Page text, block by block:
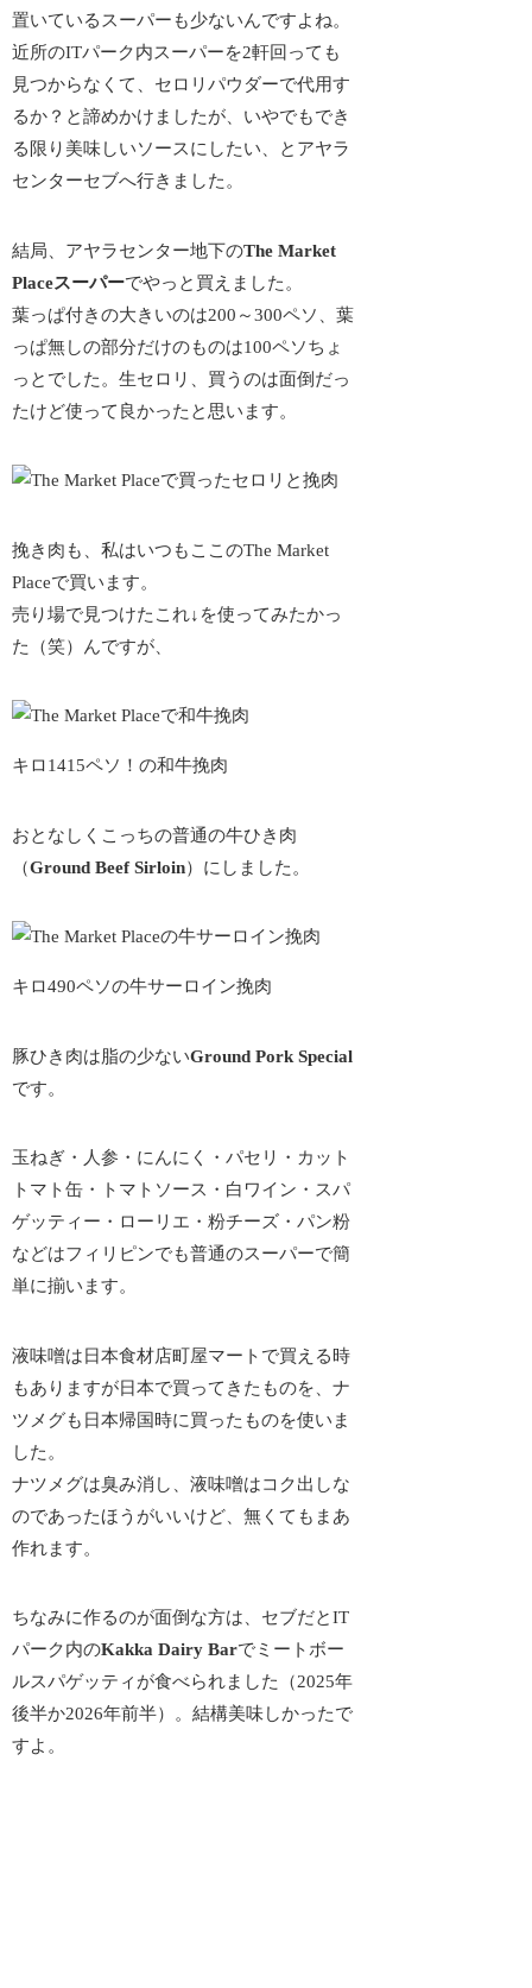
置いているスーパーも少ないんですよね。
近所のITパーク内スーパーを2軒回っても
見つからなくて、セロリパウダーで代用す
るか？と諦めかけましたが、いやでもでき
る限り美味しいソースにしたい、とアヤラ
センターセブへ行きました。
結局、アヤラセンター地下のThe Market
Placeスーパーでやっと買えました。
葉っぱ付きの大きいのは200～300ペソ、葉
っぱ無しの部分だけのものは100ペソちょ
っとでした。生セロリ、買うのは面倒だっ
たけど使って良かったと思います。
挽き肉も、私はいつもここのThe Market
Placeで買います。
売り場で見つけたこれ↓を使ってみたかっ
た（笑）んですが、
キロ1415ペソ！の和牛挽肉
おとなしくこっちの普通の牛ひき肉
（Ground Beef Sirloin）にしました。
キロ490ペソの牛サーロイン挽肉
豚ひき肉は脂の少ないGround Pork Special
です。
玉ねぎ・人参・にんにく・パセリ・カット
トマト缶・トマトソース・白ワイン・スパ
ゲッティー・ローリエ・粉チーズ・パン粉
などはフィリピンでも普通のスーパーで簡
単に揃います。
液味噌は日本食材店町屋マートで買える時
もありますが日本で買ってきたものを、ナ
ツメグも日本帰国時に買ったものを使いま
した。
ナツメグは臭み消し、液味噌はコク出しな
のであったほうがいいけど、無くてもまあ
作れます。
ちなみに作るのが面倒な方は、セブだとIT
パーク内のKakka Dairy Barでミートボー
ルスパゲッティが食べられました（2025年
後半か2026年前半）。結構美味しかったで
すよ。